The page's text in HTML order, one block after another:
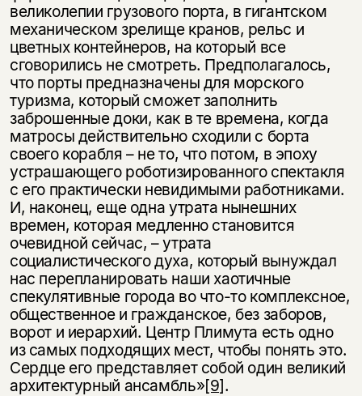
великолепии грузового порта, в гигантском
механическом зрелище кранов, рельс и
цветных контейнеров, на который все
сговорились не смотреть. Предполагалось,
что порты предназначены для морского
туризма, который сможет заполнить
заброшенные доки, как в те времена, когда
матросы действительно сходили с борта
своего корабля – не то, что потом, в эпоху
устрашающего роботизированного спектакля
с его практически невидимыми работниками.
И, наконец, еще одна утрата нынешних
времен, которая медленно становится
очевидной сейчас, – утрата
социалистического духа, который вынуждал
нас перепланировать наши хаотичные
спекулятивные города во что-то комплексное,
общественное и гражданское, без заборов,
ворот и иерархий. Центр Плимута есть одно
из самых подходящих мест, чтобы понять это.
Сердце его представляет собой один великий
архитектурный ансамбль»[9].